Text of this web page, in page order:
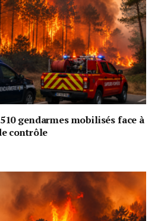
gendarmes mobilisés face à
contrôle